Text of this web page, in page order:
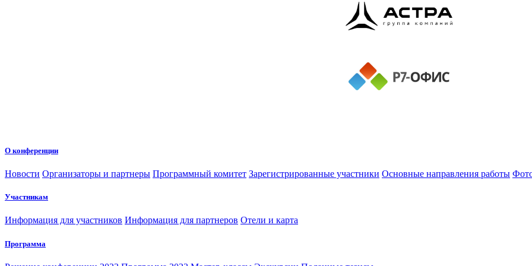
О конференции
Новости Организаторы и партнеры Программный комитет Зарегистрированные участники Основные направления работы
Участникам
Информация для участников Информация для партнеров Отели и карта
Программа